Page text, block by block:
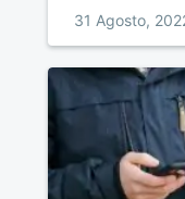
31 Agosto,